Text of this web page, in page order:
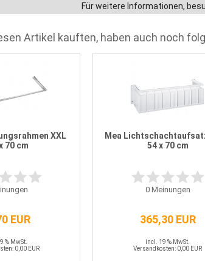
Für weitere Informationen,
Artikel kauften, haben auch noch
XXL
70 cm
EUR
% MwSt.
0,00 EUR
Mea
54 x 70 cm
0Meinungen
365,30 EUR
incl. 19 % MwSt.
Versandkosten: 0,00 EUR